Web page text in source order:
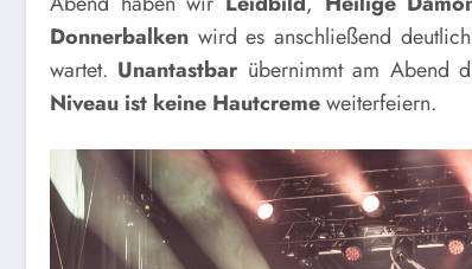
Donnerbalken wird es anschließend
wartet. Unantastbar übernimmt am Abend
Niveau ist keine Hautcremeweiterfeiern.